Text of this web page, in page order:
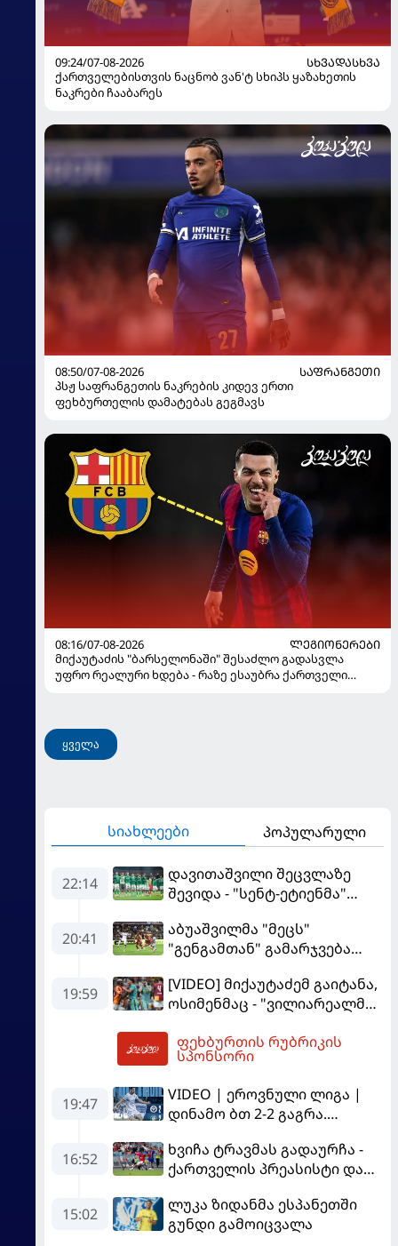
09:24/07-08-2026
ᲡᲮᲕᲐᲓᲐᲡᲮᲕᲐ
ქართველებისთვის ნაცნობ ვან'ტ სხიპს ყაზახეთის
ნაკრები ჩააბარეს
08:50/07-08-2026
ᲡᲐᲤᲠᲐᲜᲒᲔᲗᲘ
პსჟ საფრანგეთის ნაკრების კიდევ ერთი
ფეხბურთელის დამატებას გეგმავს
08:16/07-08-2026
ᲚᲔᲒᲘᲝᲜᲔᲠᲔᲑᲘ
მიქაუტაძის "ბარსელონაში" შესაძლო გადასვლა
უფრო რეალური ხდება - რაზე ესაუბრა ქართველი
ყველა
სიახლეები პოპულარული
22:14
დავითაშვილი შეცვლაზე
შევიდა - "სენტ-ეტიენმა"
20:41
აბუაშვილმა "მეცს"
"გენგამთან" გამარჯვება
19:59
[VIDEO] მიქაუტაძემ გაიტანა,
ოსიმენმაც - "ვილიარეალმა"
"გალათასარაის" მოუგო
ფეხბურთის რუბრიკის
სპონსორი
19:47
VIDEO | ეროვნული ლიგა |
დინამო ბთ 2-2 გაგრა.
16:52
ხვიჩა ტრავმას გადაურჩა -
ქართველის პრეასისტი და
იუნაიტედთან"
15:02
ლუკა ზიდანმა ესპანეთში
გუნდი გამოიცვალა